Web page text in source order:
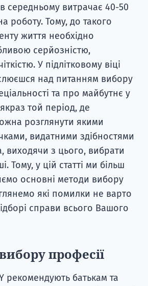
середньому витрачає 40-50
роботу. Тому, до такого
життя необхідно
серйозністю,
У підлітковому віці
над питанням вибору
та про майбутнє у
той період, де
розглянути якими
видатними здібностями
виходячи з цього, вибрати
Тому, у цій статті ми більш
основні методи вибору
які помилки не варто
справи всього Вашого
професії
рекомендують батькам та